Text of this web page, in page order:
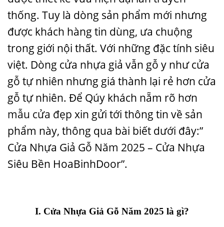
thống. Tuy là dòng sản phẩm mới nhưng
được khách hàng tin dùng, ưa chuộng
trong giới nội thất. Với những đặc tính siêu
việt. Dòng cửa nhựa giả vẫn gỗ y như cửa
gỗ tự nhiên nhưng giá thành lại rẻ hơn cửa
gỗ tự nhiên. Để Qúy khách nẵm rõ hơn
mẫu cửa đẹp xin gửi tới thông tin về sản
phẩm này, thông qua bài biết dưới đây:”
Cửa Nhựa Giả Gỗ Năm 2025 – Cửa Nhựa
Siêu Bền HoaBinhDoor”.
I. Cửa Nhựa Giả Gỗ Năm 2025 là gì?